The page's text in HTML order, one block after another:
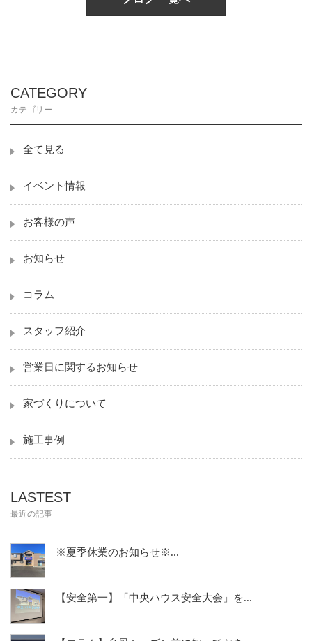
CATEGORY
カテゴリー
全て見る
イベント情報
お客様の声
お知らせ
コラム
スタッフ紹介
営業日に関するお知らせ
家づくりについて
施工事例
LASTEST
最近の記事
※夏季休業のお知らせ※...
【安全第一】「中央ハウス安全大会」を...